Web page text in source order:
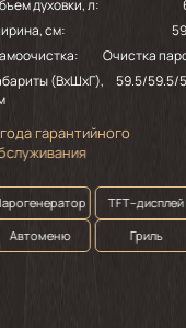
духовки, л:
см:
Очистка
(ВхШхГ),
59.5/59.5/
гарантийного
TFT–дисплей
Автоменю
Гриль